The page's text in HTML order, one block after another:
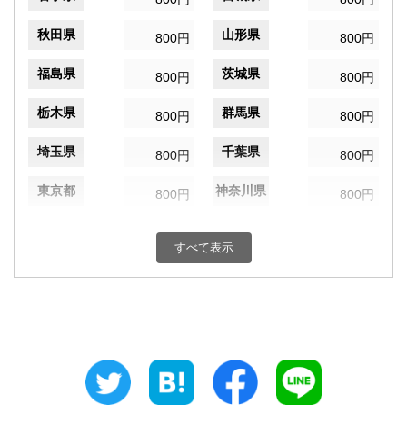
秋田県 800円 山形県 800円
福島県 800円 茨城県 800円
栃木県 800円 群馬県 800円
埼玉県 800円 千葉県 800円
東京都 800円 神奈川県 800円
800円 富山県
800円 三重県
すべて表示